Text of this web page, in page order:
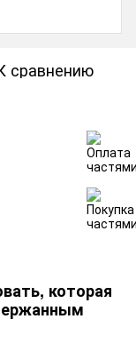
сравнению
которая